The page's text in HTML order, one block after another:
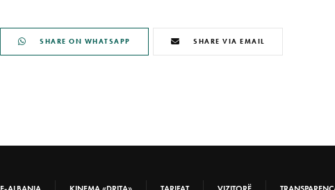
SHARE ON WHATSAPP SHARE VIA EMAIL
E-ALBANIA KINEMA «DRITA» TARIFAT VIZITORË